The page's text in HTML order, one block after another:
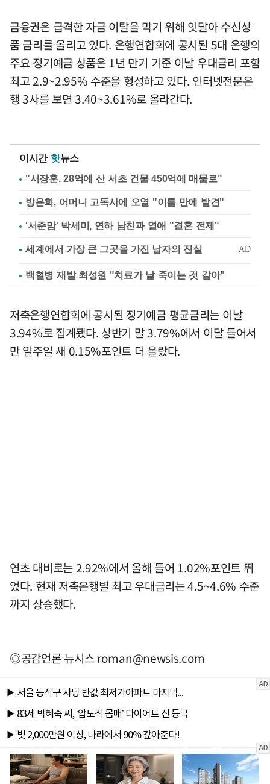
금융권은 급격한 자금 이탈을 막기 위해 잇달아 수신상
품 금리를 올리고 있다. 은행연합회에 공시된 5대 은행의
주요 정기예금 상품은 1년 만기 기준 이날 우대금리 포함
최고 2.9~2.95% 수준을 형성하고 있다. 인터넷전문은
행 3사를 보면 3.40~3.61%로 올라간다.
이시간 핫뉴스
"서장훈, 28억에 산 서초 건물 450억에 매물로"
방은희, 어머니 고독사에 오열 "이틀 만에 발견"
'서준맘' 박세미, 연하 남친과 열애 "결혼 전제"
백혈병 재발 최성원 "치료가 날 죽이는 것 같아"
저축은행연합회에 공시된 정기예금 평균금리는 이날
3.94%로 집계됐다. 상반기 말 3.79%에서 이달 들어서
만 일주일 새 0.15%포인트 더 올랐다.
연초 대비로는 2.92%에서 올해 들어 1.02%포인트 뛰
었다. 현재 저축은행별 최고 우대금리는 4.5~4.6% 수준
까지 상승했다.
◎공감언론 뉴시스roman@newsis.com